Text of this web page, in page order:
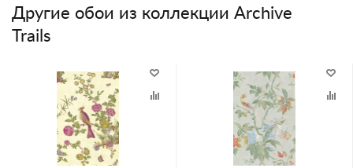
Другие обои из коллекции Archive
Trails